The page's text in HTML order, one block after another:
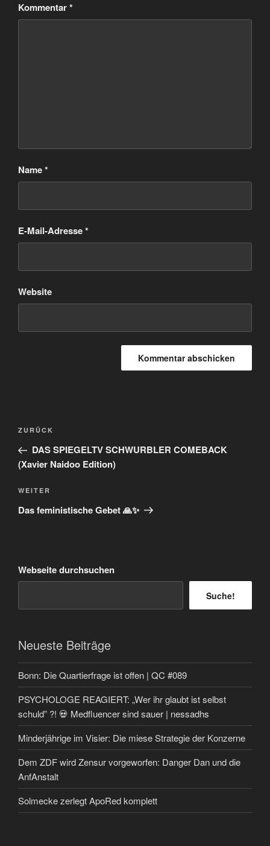
Kommentar*
Name*
E-Mail-Adresse*
Website
Beitragsnavigation
Vorheriger
Beitrag
ZURÜCK
DAS SPIEGELTV SCHWURBLER COMEBACK
(Xavier Naidoo Edition)
Nächster
Beitrag
WEITER
Das feministische Gebet 🙏✨
Webseite durchsuchen
Suche!
Neueste Beiträge
Bonn: Die Quartierfrage ist offen | QC #089
PSYCHOLOGE REAGIERT: „Wer ihr glaubt ist selbst
schuld” ?! 💀 Medfluencer sind sauer | nessadhs
Minderjährige im Visier: Die miese Strategie der Konzerne
Dem ZDF wird Zensur vorgeworfen: Danger Dan und die
AnfAnstalt
Solmecke zerlegt ApoRed komplett